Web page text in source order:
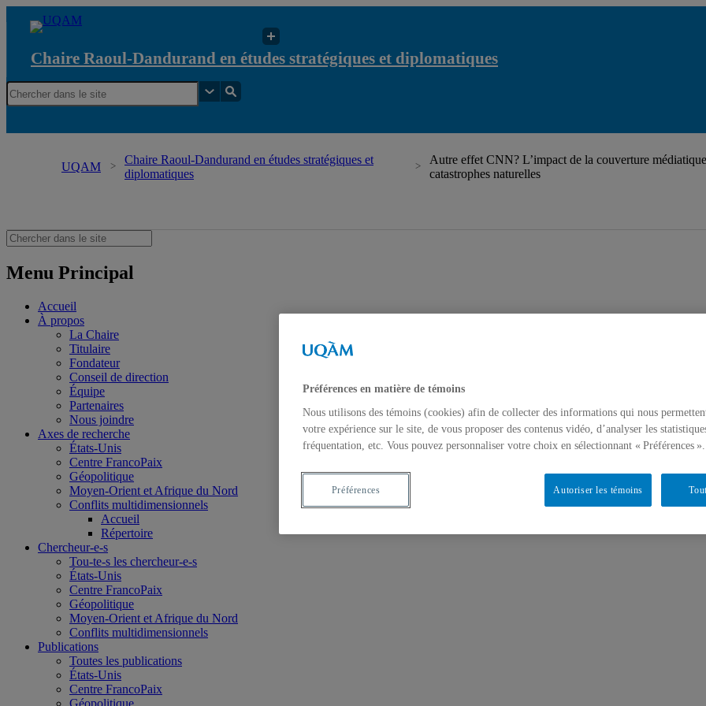
Chaire Raoul-Dandurand en études stratégiques et diplomatiques
UQAM
Chaire Raoul-Dandurand en études stratégiques et
diplomatiques
Autre effet CNN? L’impact de la couverture
catastrophes naturelles
Menu Principal
Accueil
À propos
La Chaire
Titulaire
Fondateur
Conseil de direction
Équipe
Partenaires
Nous joindre
Axes de recherche
États-Unis
Centre FrancoPaix
Géopolitique
Moyen-Orient et Afrique du Nord
Conflits multidimensionnels
Accueil
Répertoire
Chercheur-e-s
Tou-te-s les chercheur-e-s
États-Unis
Centre FrancoPaix
Géopolitique
Moyen-Orient et Afrique du Nord
Conflits multidimensionnels
Publications
Toutes les publications
États-Unis
Centre FrancoPaix
Géopolitique
Préférences en matière de témoins
Nous utilisons des témoins (cookies) afin de collecter des informations qui nous
votre expérience sur le site, de vous proposer des contenus vidéo, d’analyser les
fréquentation, etc. Vous pouvez personnaliser votre choix en sélectionnant « Préférences ».
Autoriser les témoins
Préférences